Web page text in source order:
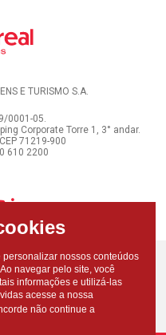
E TURISMO S.A.
0001-05.
Corporate Torre 1, 3° andar.
71219-900
610 2200
nossos conteúdos
navegar pelo site, você
informações e utilizá-las
acesse a nossa
não continue a